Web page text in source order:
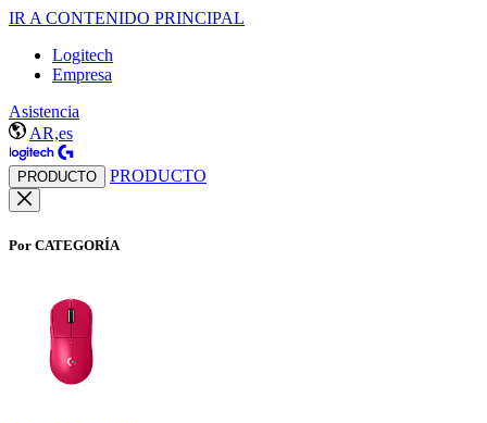
IR A CONTENIDO PRINCIPAL
Logitech
Empresa
Asistencia
AR,es
PRODUCTO PRODUCTO
Por CATEGORÍA